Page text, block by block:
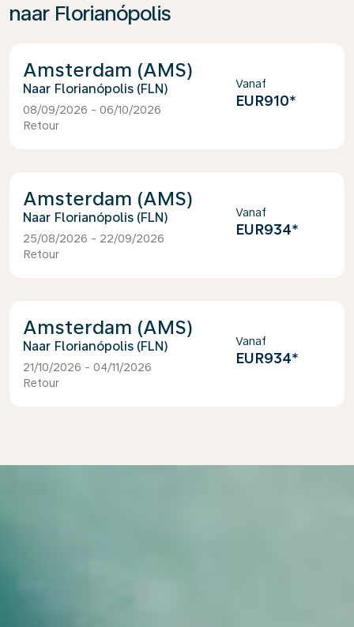
naar Florianópolis
Amsterdam (AMS)
Florianópolis (FLN)
08/09/2026 - 06/10/2026
Retour
Vanaf
EUR910*
Amsterdam (AMS)
Florianópolis (FLN)
25/08/2026 - 22/09/2026
Retour
Vanaf
EUR934*
Amsterdam (AMS)
Florianópolis (FLN)
21/10/2026 - 04/11/2026
Retour
Vanaf
EUR934*